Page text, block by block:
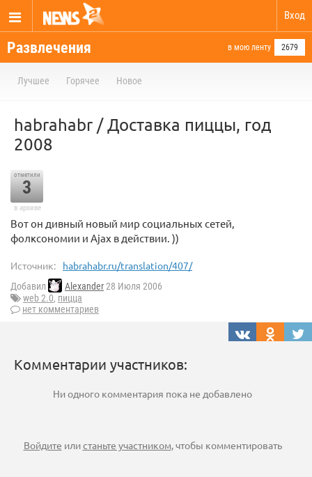
Вход
Развлечения в мою ленту 2679
Лучшее Горячее Новое
habrahabr / Доставка пиццы, год
2008
отметили
3
в архиве
Вот он дивный новый мир социальных сетей,
фолксономии и Ajax в действии. ))
Источник: habrahabr.ru/translation/407/
Добавил Alexander28 Июля 2006
web 2.0, пицца
нет комментариев
Комментарии участников:
Ни одного комментария пока не добавлено
Войдите илистаньте участником, чтобы комментировать